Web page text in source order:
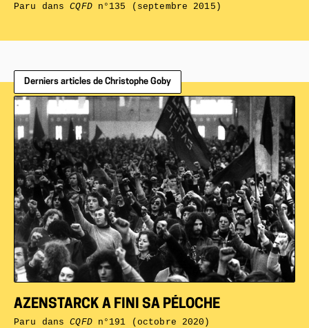
Paru dansCQFDn°135 (septembre 2015)
Derniers articles de Christophe Goby
AZENSTARCK A FINI SA PÉLOCHE
Paru dansCQFDn°191 (octobre 2020)